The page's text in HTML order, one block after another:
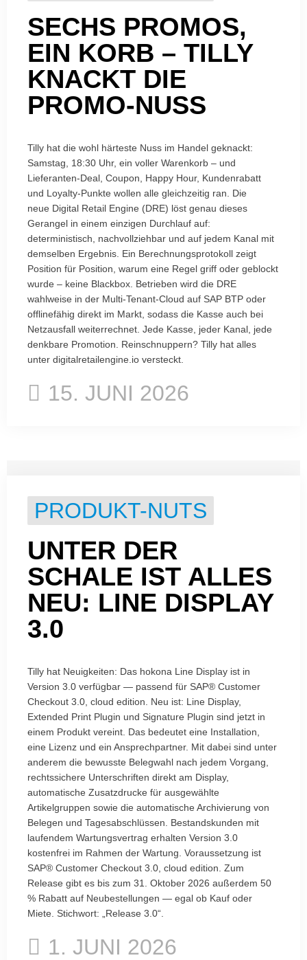
SECHS PROMOS,
EIN KORB – TILLY
KNACKT DIE
PROMO-NUSS
Tilly hat die wohl härteste Nuss im Handel geknackt:
Samstag, 18:30 Uhr, ein voller Warenkorb – und
Lieferanten-Deal, Coupon, Happy Hour, Kundenrabatt
und Loyalty-Punkte wollen alle gleichzeitig ran. Die
neue Digital Retail Engine (DRE) löst genau dieses
Gerangel in einem einzigen Durchlauf auf:
deterministisch, nachvollziehbar und auf jedem Kanal mit
demselben Ergebnis. Ein Berechnungsprotokoll zeigt
Position für Position, warum eine Regel griff oder geblockt
wurde – keine Blackbox. Betrieben wird die DRE
wahlweise in der Multi-Tenant-Cloud auf SAP BTP oder
offlinefähig direkt im Markt, sodass die Kasse auch bei
Netzausfall weiterrechnet. Jede Kasse, jeder Kanal, jede
denkbare Promotion. Reinschnuppern? Tilly hat alles
unter digitalretailengine.io versteckt.
15. JUNI 2026
PRODUKT-NUTS
UNTER DER
SCHALE IST ALLES
NEU: LINE DISPLAY
3.0
Tilly hat Neuigkeiten: Das hokona Line Display ist in
Version 3.0 verfügbar — passend für SAP® Customer
Checkout 3.0, cloud edition. Neu ist: Line Display,
Extended Print Plugin und Signature Plugin sind jetzt in
einem Produkt vereint. Das bedeutet eine Installation,
eine Lizenz und ein Ansprechpartner. Mit dabei sind unter
anderem die bewusste Belegwahl nach jedem Vorgang,
rechtssichere Unterschriften direkt am Display,
automatische Zusatzdrucke für ausgewählte
Artikelgruppen sowie die automatische Archivierung von
Belegen und Tagesabschlüssen. Bestandskunden mit
laufendem Wartungsvertrag erhalten Version 3.0
kostenfrei im Rahmen der Wartung. Voraussetzung ist
SAP® Customer Checkout 3.0, cloud edition. Zum
Release gibt es bis zum 31. Oktober 2026 außerdem 50
% Rabatt auf Neubestellungen — egal ob Kauf oder
Miete. Stichwort: „Release 3.0“.
1. JUNI 2026